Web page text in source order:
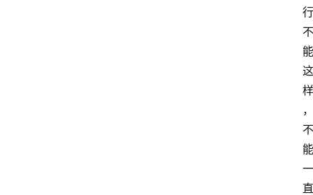
行
不
能
这
样
，
不
能
一
直